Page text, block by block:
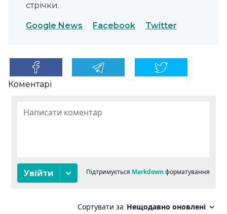
стрічки.
Google News Facebook Twitter
Коментарі